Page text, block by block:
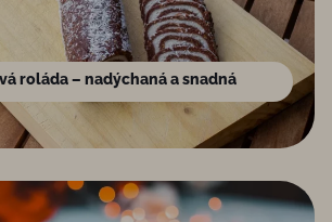
roláda – nadýchaná a snadná